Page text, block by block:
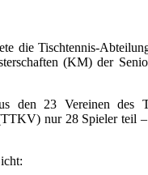
die Tischtennis-
(KM) der
den 23 Vereinen des
nur 28 Spieler teil